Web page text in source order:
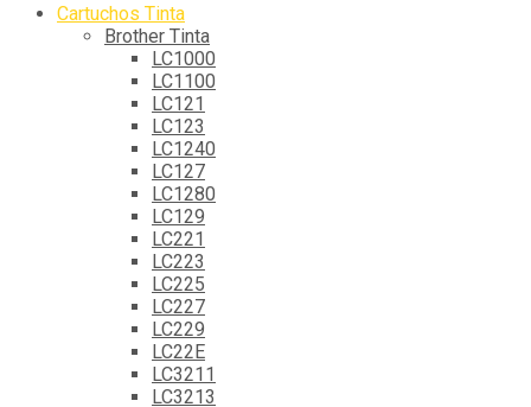
Cartuchos Tinta
Brother Tinta
LC1000
LC1100
LC121
LC123
LC1240
LC127
LC1280
LC129
LC221
LC223
LC225
LC227
LC229
LC22E
LC3211
LC3213